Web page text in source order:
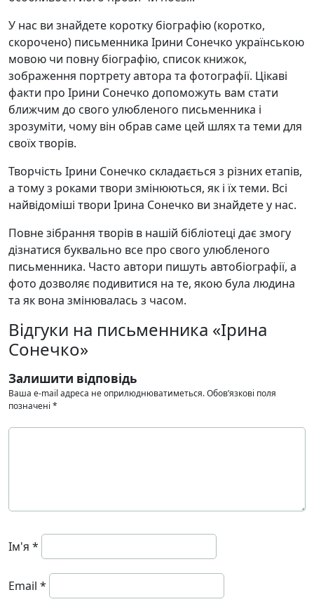
У нас ви знайдете коротку біографію (коротко,
скорочено) письменника Ірини Сонечко українською
мовою чи повну біографію, список книжок,
зображення портрету автора та фотографії. Цікаві
факти про Ірини Сонечко допоможуть вам стати
ближчим до свого улюбленого письменника і
зрозуміти, чому він обрав саме цей шлях та теми для
своїх творів.
Творчість Ірини Сонечко складається з різних етапів,
а тому з роками твори змінюються, як і їх теми. Всі
найвідоміші твори Ірина Сонечко ви знайдете у нас.
Повне зібрання творів в нашій бібліотеці дає змогу
дізнатися буквально все про свого улюбленого
письменника. Часто автори пишуть автобіографії, а
фото дозволяє подивитися на те, якою була людина
та як вона змінювалась з часом.
Відгуки на письменника «Ірина
Сонечко»
Залишити відповідь
Ваша e-mail адреса не оприлюднюватиметься.Обов’язкові поля
позначені *
Ім'я *
Email *